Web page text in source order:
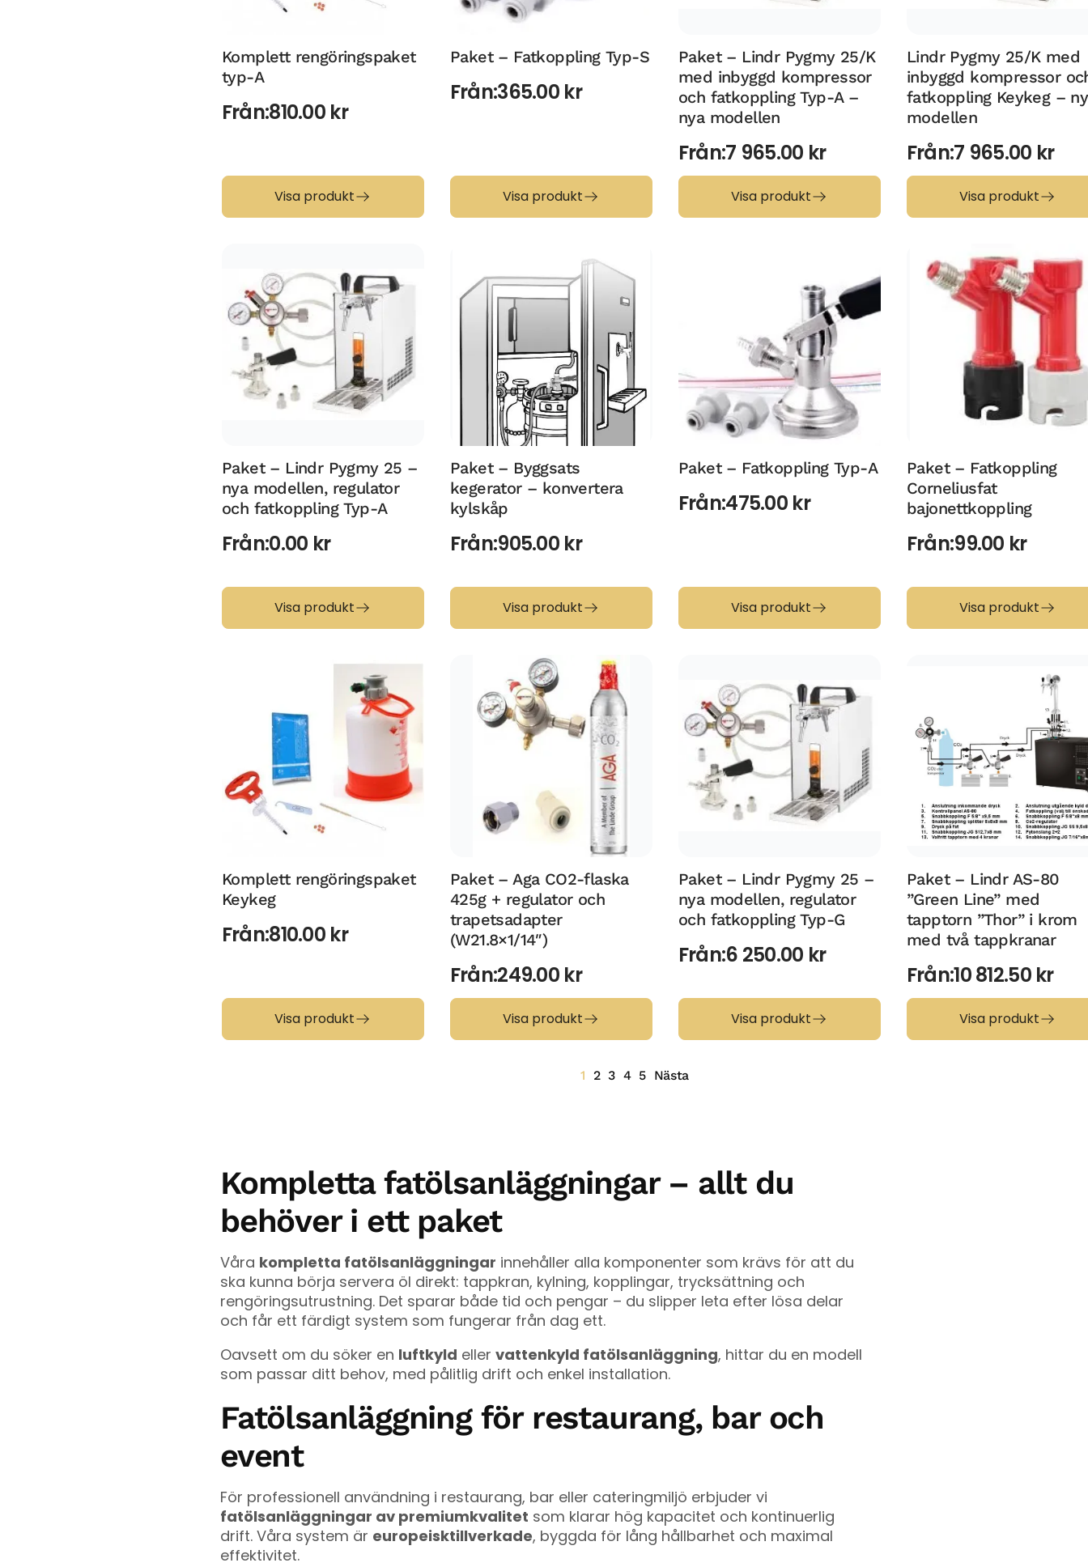
Komplett rengöringspaket
typ-A
Från:810.00 kr
Visa produkt
Paket – Fatkoppling Typ-S
Från:365.00 kr
Visa produkt
Paket – Lindr Pygmy 25/K
med inbyggd kompressor
och fatkoppling Typ-A –
nya modellen
Från:7 965.00 kr
Visa produkt
Lindr Pygmy 25/K med
inbyggd kompressor
fatkoppling Keykeg –
modellen
Från:7 965.00 kr
Visa produkt
Paket – Lindr Pygmy 25 –
nya modellen, regulator
och fatkoppling Typ-A
Från:0.00 kr
Visa produkt
Paket – Byggsats
kegerator – konvertera
kylskåp
Från:905.00 kr
Visa produkt
Paket – Fatkoppling Typ-A
Från:475.00 kr
Visa produkt
Paket – Fatkoppling
Corneliusfat
bajonettkoppling
Från:99.00 kr
Visa produkt
Komplett rengöringspaket
Keykeg
Från:810.00 kr
Visa produkt
Paket – Aga CO2-flaska
425g + regulator och
trapetsadapter
(W21.8×1/14″)
Från:249.00 kr
Visa produkt
Paket – Lindr Pygmy 25 –
nya modellen, regulator
och fatkoppling Typ-G
Från:6 250.00 kr
Visa produkt
Paket – Lindr AS-80
”Green Line” med
tapptorn ”Thor” i krom
med två tappkranar
Från:10 812.50 kr
Visa produkt
1 2 3 4 5 Nästa
Kompletta fatölsanläggningar – allt du
behöver i ett paket
Våra kompletta fatölsanläggningar innehåller alla komponenter som krävs för att du
ska kunna börja servera öl direkt: tappkran, kylning, kopplingar, trycksättning och
rengöringsutrustning. Det sparar både tid och pengar – du slipper leta efter lösa delar
och får ett färdigt system som fungerar från dag ett.
Oavsett om du söker en luftkyld eller vattenkyld fatölsanläggning, hittar du en modell
som passar ditt behov, med pålitlig drift och enkel installation.
Fatölsanläggning för restaurang, bar och
event
För professionell användning i restaurang, bar eller cateringmiljö erbjuder vi
fatölsanläggningar av premiumkvalitet som klarar hög kapacitet och kontinuerlig
drift. Våra system är europeisktillverkade, byggda för lång hållbarhet och maximal
effektivitet.